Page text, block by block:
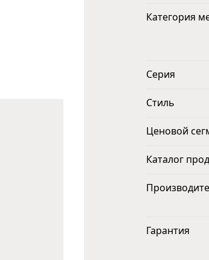
Категория
Серия
Стиль
Ценовой
Каталог
Гарантия